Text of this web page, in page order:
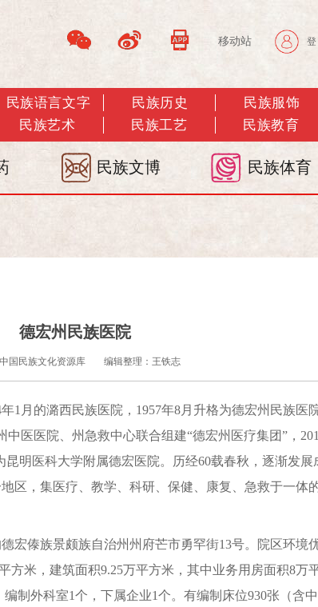
移动站 登
民族语言文字 民族历史 民族服饰
民族艺术 民族工艺 民族教育
民族文博 民族体育
德宏州民族医院
国民族文化资源库 编辑整理：王铁志
月的潞西民族医院，1957年8月升格为德宏州民族医
中医医院、州急救中心联合组建“德宏州医疗集团”，
昆明医科大学附属德宏医院。历经60载春秋，逐渐发展
区，集医疗、教学、科研、保健、康复、急救于一体
傣族景颇族自治州州府芒市勇罕街13号。院区环境
方米，建筑面积9.25万平方米，其中业务用房面积8万
制外科室1个，下属企业1个。有编制床位930张（含